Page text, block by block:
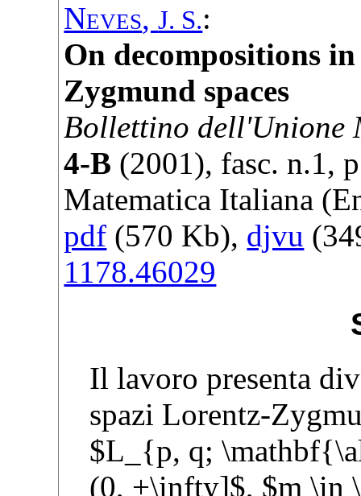
Neves,J. S.:
On decompositions
Zygmund spaces
Bollettino dell'Unione
4-B (2001), fasc. n.1,
Matematica Italiana
pdf (570 Kb), djvu
1178.46029
Il lavoro presenta
spazi Lorentz-
$L_{p, q;
(0, +\infty]$, $m \in